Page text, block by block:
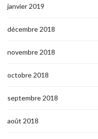
janvier 2019
décembre 2018
novembre 2018
octobre 2018
septembre 2018
août 2018